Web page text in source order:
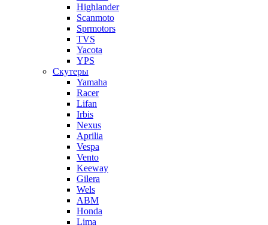
Highlander
Scanmoto
Sprmotors
TVS
Yacota
YPS
Скутеры
Yamaha
Racer
Lifan
Irbis
Nexus
Aprilia
Vespa
Vento
Keeway
Gilera
Wels
ABM
Honda
Lima